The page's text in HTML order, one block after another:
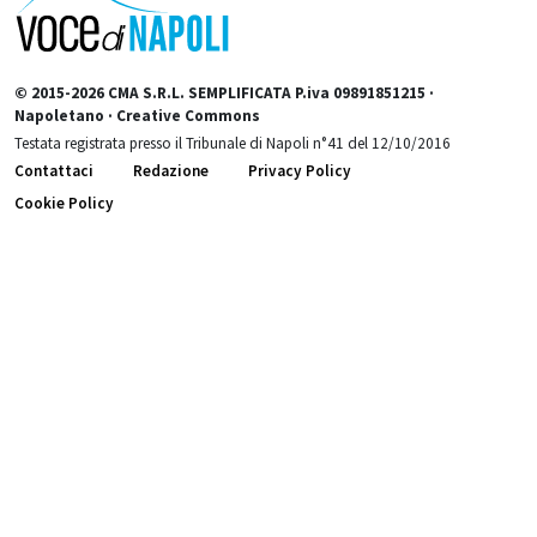
© 2015-2026 CMA S.R.L. SEMPLIFICATA P.iva 09891851215 ·
Napoletano · Creative Commons
Testata registrata presso il Tribunale di Napoli n°41 del 12/10/2016
Contattaci
Redazione
Privacy Policy
Cookie Policy